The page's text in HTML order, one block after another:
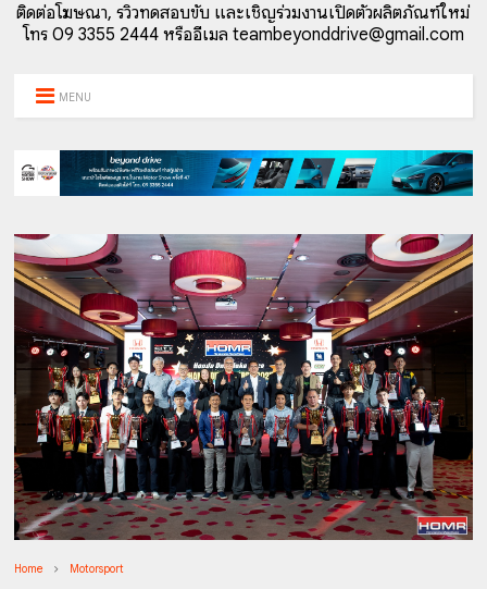
ติดต่อโฆษณา, รีวิวทดสอบขับ และเชิญร่วมงานเปิดตัวผลิตภัณฑ์ใหม่
โทร 09 3355 2444 หรืออีเมล teambeyonddrive@gmail.com
MENU
Home Motorsport